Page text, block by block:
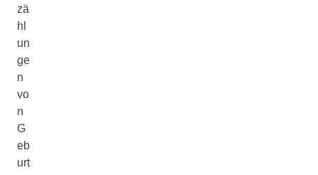
zä
hl
un
ge
n
vo
n
G
eb
urt